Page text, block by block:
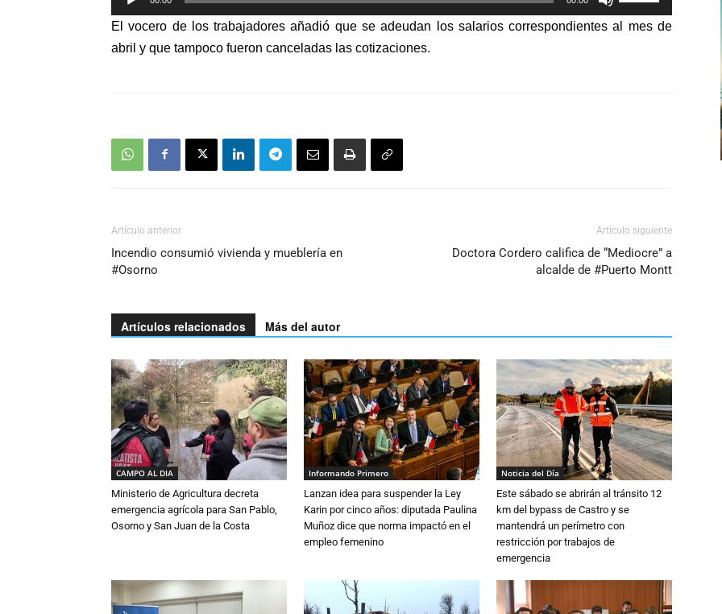
para
de
audio
las
teclas
El vocero de los trabajadores añadió que se adeudan los salarios correspondientes al mes de
abril y que tampoco fueron canceladas las cotizaciones.
Artículo anterior
Incendio consumió vivienda y mueblería en
#Osorno
Artículo siguiente
Doctora Cordero califica de “Mediocre” a
alcalde de #Puerto Montt
Artículos relacionados Más del autor
CAMPO AL DIA
Ministerio de Agricultura decreta
emergencia agrícola para San Pablo,
Osorno y San Juan de la Costa
Informando Primero
Lanzan idea para suspender la Ley
Karin por cinco años: diputada Paulina
Muñoz dice que norma impactó en el
empleo femenino
Noticia del Día
Este sábado se abrirán al tránsito 12
km del bypass de Castro y se
mantendrá un perímetro con
restricción por trabajos de
emergencia